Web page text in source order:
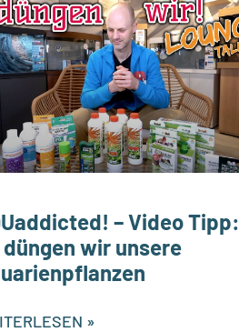
– Video Tipp:
düngen wir unsere
»